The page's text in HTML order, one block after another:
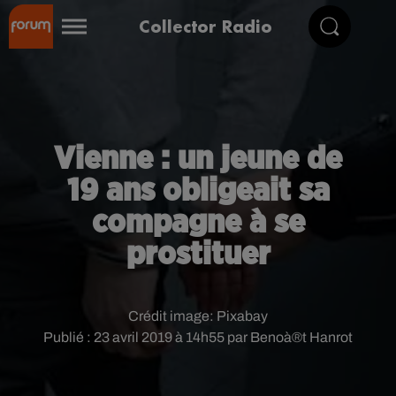
Collector Radio
Vienne : un jeune de
19 ans obligeait sa
compagne à se
prostituer
Publié : 23 avril 2019 à 14h55 par Benoà®t Hanrot
Crédit image: Pixabay